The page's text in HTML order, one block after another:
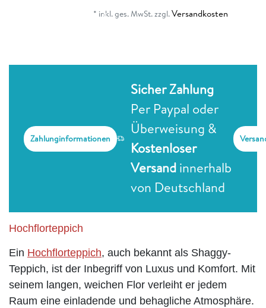
g
* inkl. ges. MwSt.zzgl.Versandkosten
Zahlunginformationen
Sicher Zahlung
Per Paypal oder
Überweisung &
Kostenloser
Versandinnerhalb
von Deutschland
Hochflorteppich
Ein Hochflorteppich, auch bekannt als Shaggy-
Teppich, ist der Inbegriff von Luxus und Komfort. Mit
seinem langen, weichen Flor verleiht er jedem
Raum eine einladende und behagliche Atmosphäre.